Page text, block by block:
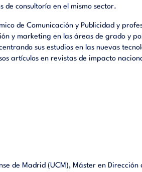
de consultoría en el mismo sector.
de Comunicación y Publicidad y
y marketing en las áreas de grado y
sus estudios en las nuevas
artículos en revistas de impacto
de Madrid (UCM), Máster en Dirección